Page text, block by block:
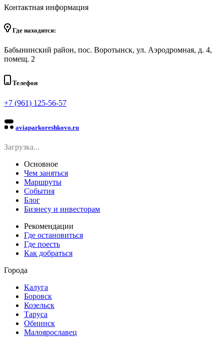
Контактная информация
Где находится:
Бабынинский район, пос. Воротынск, ул. Аэродромная, д. 4,
помещ. 2
Телефон
+7 (961) 125-56-57
aviaparkoreshkovo.ru
Загрузка...
Основное
Чем заняться
Маршруты
События
Блог
Бизнесу и инвесторам
Рекомендации
Где остановиться
Где поесть
Как добраться
Города
Калуга
Боровск
Козельск
Таруса
Обнинск
Малоярославец